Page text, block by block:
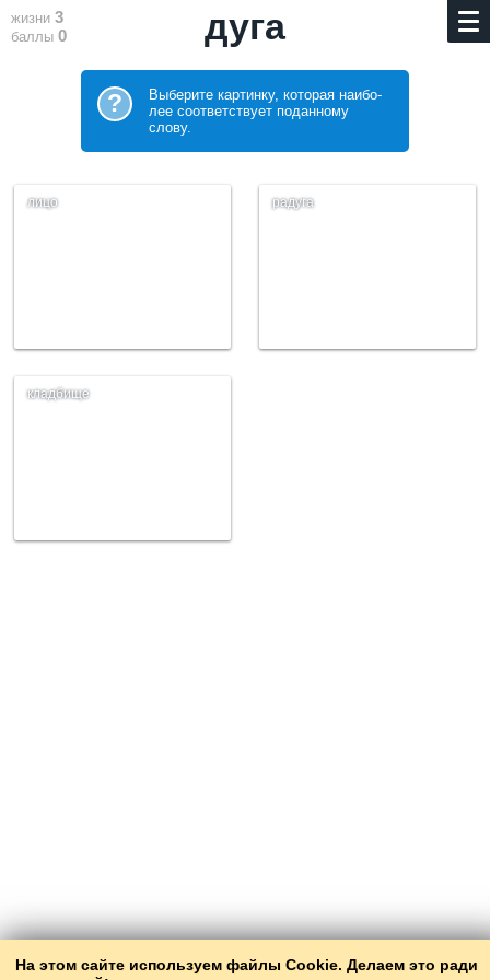
На этом сайте используем файлы Cookie. Делаем это ради
жизни 3
баллы 0 дуга
?
Выберите картинку, которая наибо­
лее соответствует поданному
слову.
лицо радуга
кладбище